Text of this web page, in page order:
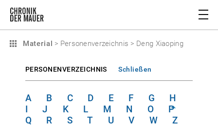
Material > Personenverzeichnis > Deng Xiaoping
PERSONENVERZEICHNIS Schließen
A B C D E F G
H
I
J K L M N O
P
Q
R S T U V W Z